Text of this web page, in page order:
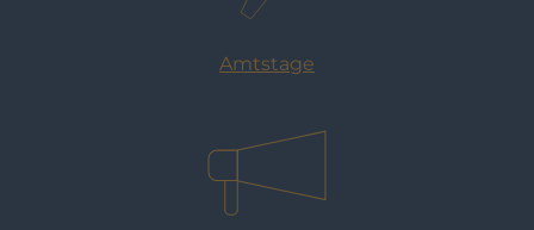
Amtstage